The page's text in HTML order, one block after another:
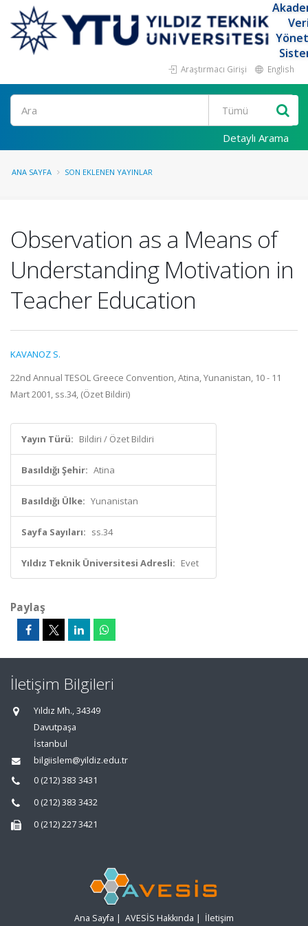
Araştırmacı Girişi English
Ara
Detaylı Arama
ANA SAYFA SON EKLENEN YAYINLAR
Observation as a Means of
Understanding Motivation in
Teacher Education
KAVANOZ S.
22nd Annual TESOL Greece Convention, Atina, Yunanistan, 10 - 11
Mart 2001, ss.34, (Özet Bildiri)
Yayın Türü: Bildiri / Özet Bildiri
Basıldığı Şehir: Atina
Basıldığı Ülke: Yunanistan
Sayfa Sayıları: ss.34
Yıldız Teknik Üniversitesi Adresli: Evet
Paylaş
İletişim Bilgileri
Yıldız Mh., 34349
Davutpaşa
İstanbul
bilgiislem@yildiz.edu.tr
0 (212) 383 3431
0 (212) 383 3432
0 (212) 227 3421
Ana Sayfa | AVESİS Hakkında | İletişim